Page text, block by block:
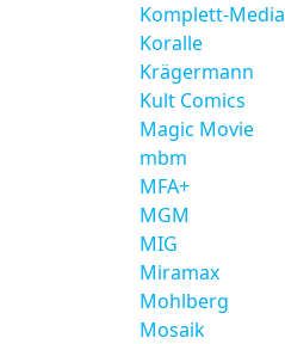
Komplett-Media
Koralle
Krägermann
Kult Comics
Magic Movie
mbm
MFA+
MGM
MIG
Miramax
Mohlberg
Mosaik